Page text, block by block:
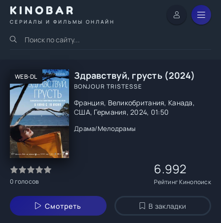
KINOBAR
СЕРИАЛЫ И ФИЛЬМЫ ОНЛАЙН
WEB-DL Здравствуй, грусть (2024)
BONJOUR TRISTESSE
Франция, Великобритания, Канада,
США, Германия, 2024, 01:50
Драма/Мелодрамы
0голосов
6.992
Рейтинг Кинопоиск
Смотреть В закладки